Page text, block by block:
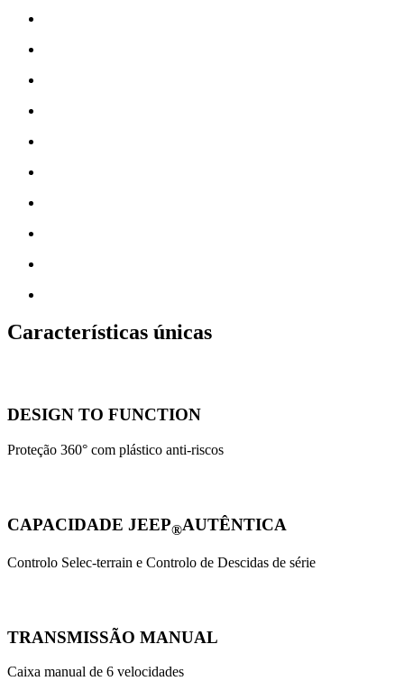
Características únicas
DESIGN TO FUNCTION
Proteção 360° com plástico anti-riscos
CAPACIDADE JEEP®AUTÊNTICA
Controlo Selec-terrain e Controlo de Descidas de série
TRANSMISSÃO MANUAL
Caixa manual de 6 velocidades